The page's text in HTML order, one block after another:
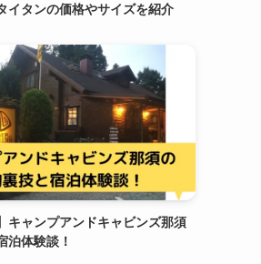
イタンの価格やサイズを紹介
キャンプアンドキャビンズ那須
泊体験談！